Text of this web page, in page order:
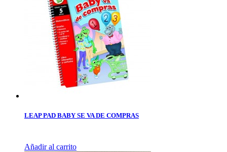
LEAP PAD BABY SE VA DE COMPRAS
Añadir al carrito